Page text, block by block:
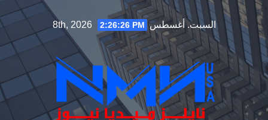
Skip
to
content
السبت. أغسطس 8th, 2026 2:26:27 PM